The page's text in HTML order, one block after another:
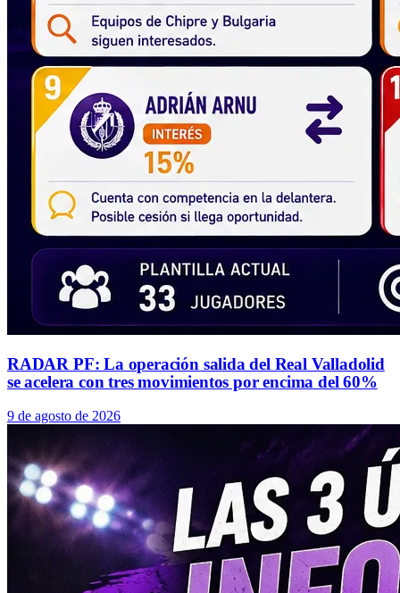
RADAR PF: La operación salida del Real Valladolid
se acelera con tres movimientos por encima del 60%
9 de agosto de 2026